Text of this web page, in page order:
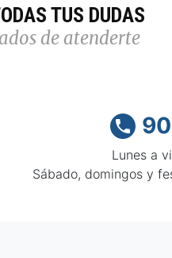
TUS DUDAS
de atenderte

Lunes a
Sábado, domingos y